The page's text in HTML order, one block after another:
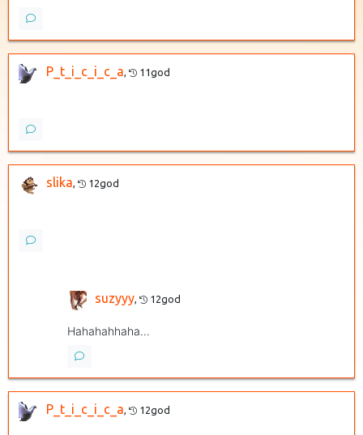
P_t_i_c_i_c_a, 11god
slika, 12god
suzyyy, 12god
Hahahahhaha...
P_t_i_c_i_c_a, 12god